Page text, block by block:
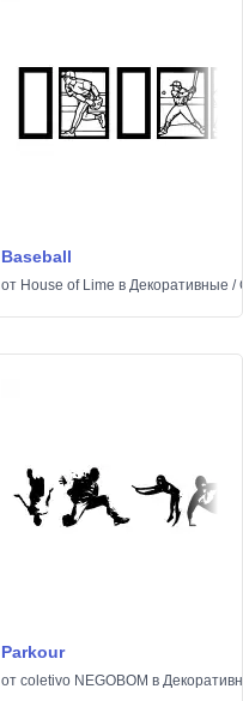
Baseball
от House of Lime в Декоративные /
Parkour
от coletivo NEGOBOM в